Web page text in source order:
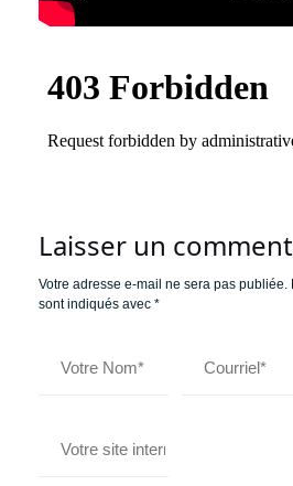
Laisser un
Votre adresse e-mail ne sera pas publiée.
sont indiqués avec *